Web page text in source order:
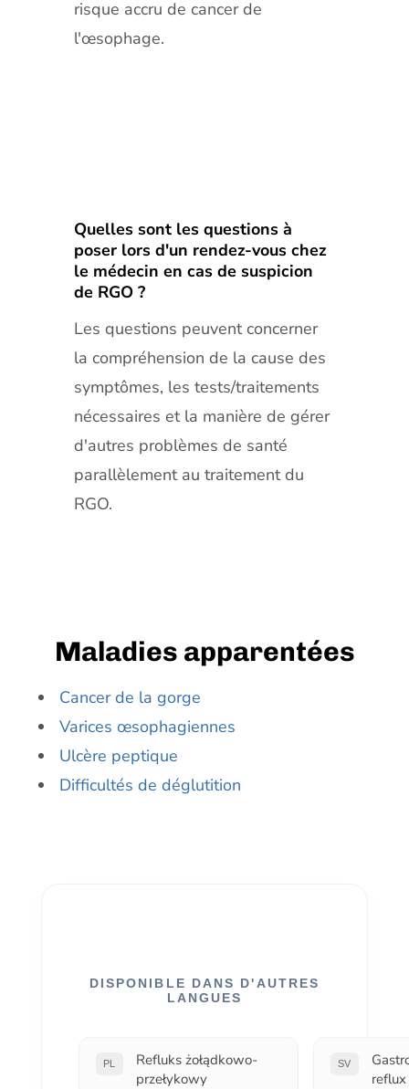
risque accru de cancer de
l'œsophage.
Quelles sont les questions à
poser lors d'un rendez-vous chez
le médecin en cas de suspicion
de RGO ?
Les questions peuvent concerner
la compréhension de la cause des
symptômes, les tests/traitements
nécessaires et la manière de gérer
d'autres problèmes de santé
parallèlement au traitement du
RGO.
Maladies apparentées
Cancer de la gorge
Varices œsophagiennes
Ulcère peptique
Difficultés de déglutition
DISPONIBLE DANS D'AUTRES
LANGUES
PL
Refluks żołądkowo-
przełykowy
SV
reflux